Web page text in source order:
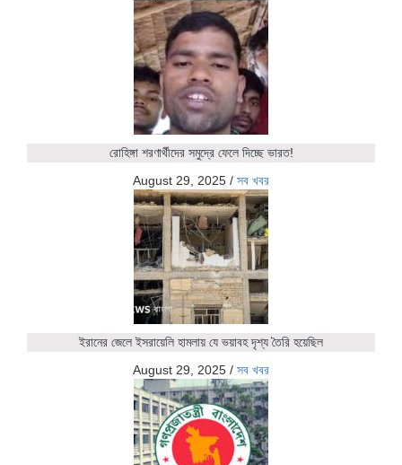
রোহিঙ্গা শরণার্থীদের সমুদ্রে ফেলে দিচ্ছে ভারত!
August 29, 2025 / সব খবর
ইরানের জেলে ইসরায়েলি হামলায় যে ভয়াবহ দৃশ্য তৈরি হয়েছিল
August 29, 2025 / সব খবর